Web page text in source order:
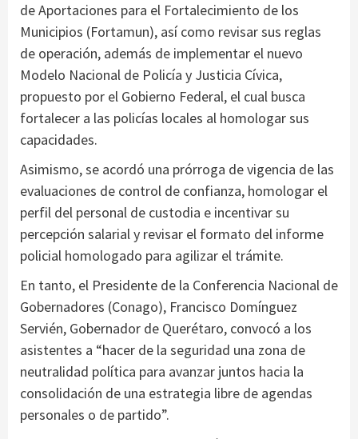
de Aportaciones para el Fortalecimiento de los
Municipios (Fortamun), así como revisar sus reglas
de operación, además de implementar el nuevo
Modelo Nacional de Policía y Justicia Cívica,
propuesto por el Gobierno Federal, el cual busca
fortalecer a las policías locales al homologar sus
capacidades.
Asimismo, se acordó una prórroga de vigencia de las
evaluaciones de control de confianza, homologar el
perfil del personal de custodia e incentivar su
percepción salarial y revisar el formato del informe
policial homologado para agilizar el trámite.
En tanto, el Presidente de la Conferencia Nacional de
Gobernadores (Conago), Francisco Domínguez
Servién, Gobernador de Querétaro, convocó a los
asistentes a “hacer de la seguridad una zona de
neutralidad política para avanzar juntos hacia la
consolidación de una estrategia libre de agendas
personales o de partido”.